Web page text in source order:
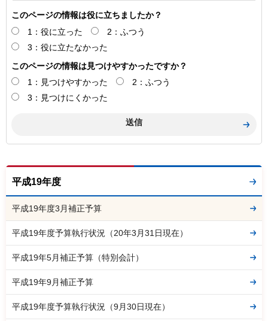
このページの情報は役に立ちましたか？
1：役に立った
2：ふつう
3：役に立たなかった
このページの情報は見つけやすかったですか？
1：見つけやすかった
2：ふつう
3：見つけにくかった
平成19年度
平成19年度3月補正予算
平成19年度予算執行状況（20年3月31日現在）
平成19年5月補正予算（特別会計）
平成19年9月補正予算
平成19年度予算執行状況（9月30日現在）